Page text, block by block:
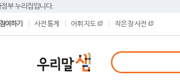
부 누리집입니다.
여하기 사전 통계 어휘 지도 작은 창 사전